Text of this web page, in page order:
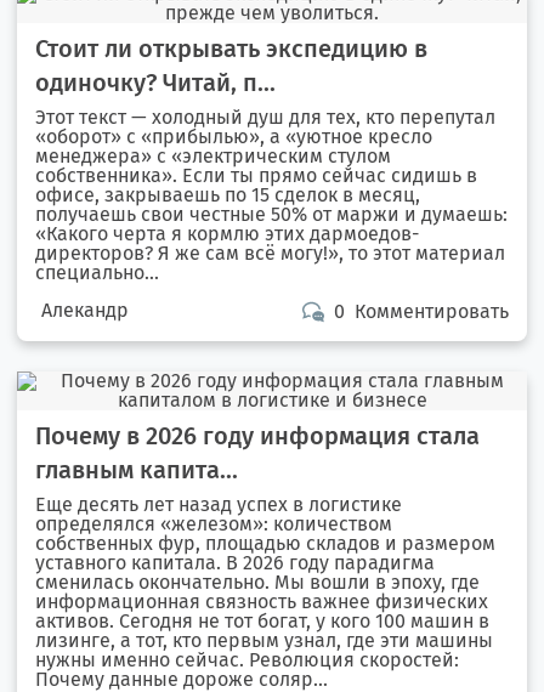
Стоит ли открывать экспедицию в
одиночку? Читай, п...
Этот текст — холодный душ для тех, кто перепутал
«оборот» с «прибылью», а «уютное кресло
менеджера» с «электрическим стулом
собственника». Если ты прямо сейчас сидишь в
офисе, закрываешь по 15 сделок в месяц,
получаешь свои честные 50% от маржи и думаешь:
«Какого черта я кормлю этих дармоедов-
директоров? Я же сам всё могу!», то этот материал
специально...
Алекандр
0 Комментировать
Почему в 2026 году информация стала
главным капита...
Еще десять лет назад успех в логистике
определялся «железом»: количеством
собственных фур, площадью складов и размером
уставного капитала. В 2026 году парадигма
сменилась окончательно. Мы вошли в эпоху, где
информационная связность важнее физических
активов. Сегодня не тот богат, у кого 100 машин в
лизинге, а тот, кто первым узнал, где эти машины
нужны именно сейчас. Революция скоростей:
Почему данные дороже соляр...